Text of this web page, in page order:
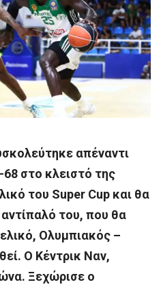
απέναντι
στο κλειστό της
του Super Cup και θα
αντίπαλό του, που θα
Ολυμπιακός –
Ο Κέντρικ Ναν,
Ξεχώρισε ο